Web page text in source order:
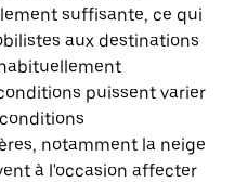
suffisante, ce qui
aux destinations
puissent varier
notamment la neige
à l'occasion affecter